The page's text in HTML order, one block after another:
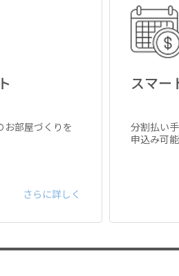
お部屋づくりを
さらに詳しく
スマー
分割払い
申込み可